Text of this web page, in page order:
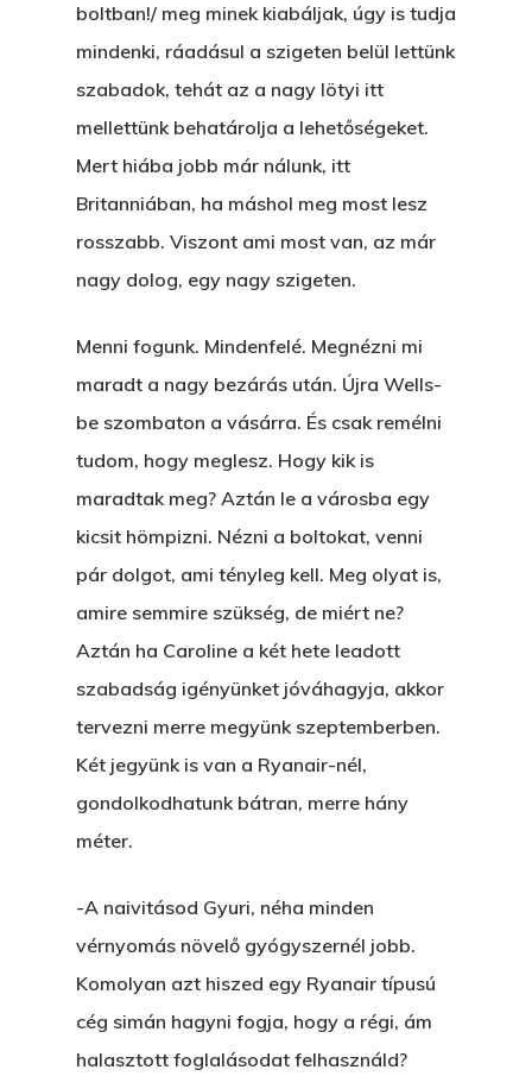
boltban!/ meg minek kiabáljak, úgy is tudja
mindenki, ráadásul a szigeten belül lettünk
szabadok, tehát az a nagy lötyi itt
mellettünk behatárolja a lehetőségeket.
Mert hiába jobb már nálunk, itt
Britanniában, ha máshol meg most lesz
rosszabb. Viszont ami most van, az már
nagy dolog, egy nagy szigeten.
Menni fogunk. Mindenfelé. Megnézni mi
maradt a nagy bezárás után. Újra Wells-
be szombaton a vásárra. És csak remélni
tudom, hogy meglesz. Hogy kik is
maradtak meg? Aztán le a városba egy
kicsit hömpizni. Nézni a boltokat, venni
pár dolgot, ami tényleg kell. Meg olyat is,
amire semmire szükség, de miért ne?
Aztán ha Caroline a két hete leadott
szabadság igényünket jóváhagyja, akkor
tervezni merre megyünk szeptemberben.
Két jegyünk is van a Ryanair-nél,
gondolkodhatunk bátran, merre hány
méter.
-A naivitásod Gyuri, néha minden
vérnyomás növelő gyógyszernél jobb.
Komolyan azt hiszed egy Ryanair típusú
cég simán hagyni fogja, hogy a régi, ám
halasztott foglalásodat felhasználd?